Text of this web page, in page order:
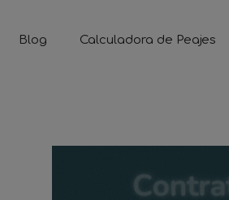
Blog Calculadora de Peajes